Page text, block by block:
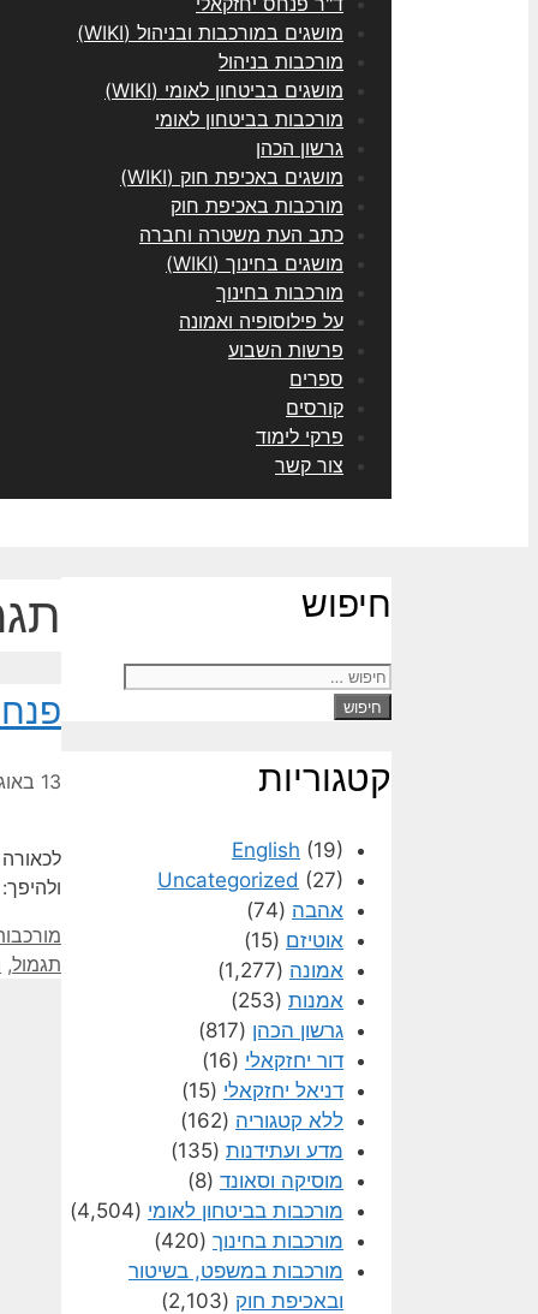
מושגים במורכבות ובניהול (WIKI)
מורכבות בניהול
מושגים בביטחון לאומי (WIKI)
מורכבות בביטחון לאומי
גרשון הכהן
מושגים באכיפת חוק (WIKI)
מורכבות באכיפת חוק
כתב העת משטרה וחברה
מושגים בחינוך (WIKI)
מורכבות בחינוך
על פילוסופיה ואמונה
פרשות השבוע
ספרים
קורסים
פרקי לימוד
צור קשר
13 באוגוסט 2021
תגמול,
חיפוש
חיפוש:
קטגוריות
English (19)
Uncategorized (27)
אהבה (74)
אוטיזם (15)
אמונה (1,277)
אמנות (253)
גרשון הכהן (817)
דור יחזקאלי (16)
דניאל יחזקאלי (15)
ללא קטגוריה (162)
מדע ועתידנות (135)
מוסיקה וסאונד (8)
מורכבות בביטחון לאומי (4,504)
מורכבות בחינוך (420)
מורכבות במשפט, בשיטור
ובאכיפת חוק (2,103)